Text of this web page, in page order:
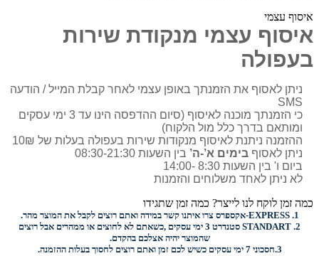
איסוף עצמי
איסוף עצמי מנקודת שירות
בעפולה
ניתן לאסוף את הזמנתך באופן עצמי לאחר קבלת המייל / הודעה
SMS
כי הזמנתך מוכנה לאיסוף (סיום ההדפסה הינו עד 3 ימי עסקים
ומותאם בדרך כלל מול הלקוח)
ההזמנה ניתנת לאיסוף מנקודות שירות בעפולה בעלות של 10₪
ניתן לאסוף בימים א’-ה’ בין השעות 08:30-21:30
ביום ו' בין השעות 8:30 -14:00
לא ניתן לאחד משלוחים והזמנות
כמה זמן לוקח לנו לייצר? כמה זמן שתגידו
1.
EXPRESS- אקספרס צרו איתנו קשר במידה ואתם רוצים לקבל את המוצר מהר.
2.
STANDART
סטנדרט 3 ימי עסקים ,כשאתם לא לחוצים או ממהרים אבל רוצים
שהמוצר יהיה אצלכם בהקדם.
3. חסכוני7 ימי עסקים כשיש לכם זמן ואתם רוצים לחסוך בעלות ההזמנה.